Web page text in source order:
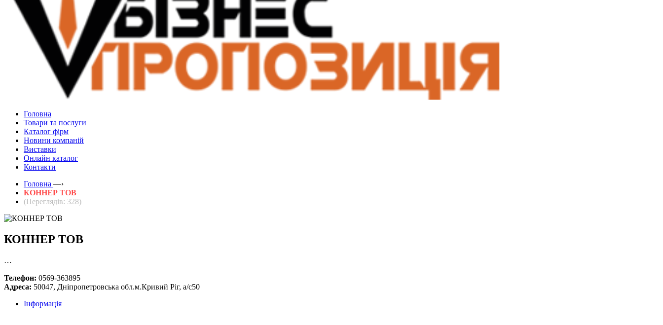
Головна
Товари та послуги
Каталог фірм
Новини компаній
Виставки
Онлайн каталог
Контакти
Головна —›
КОННЕР ТОВ
(Переглядів: 328)
КОННЕР ТОВ
…
Телефон: 0569-363895
Адреса: 50047, Дніпропетровська обл.м.Кривий Ріг, а/с50
Інформація